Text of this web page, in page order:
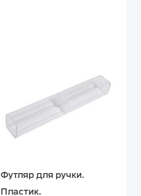
Футляр для ручки.
Пластик.